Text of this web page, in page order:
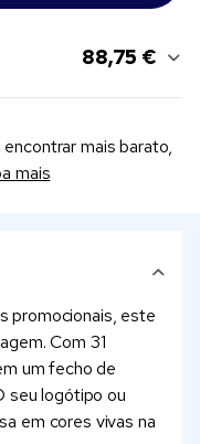
88,75 €
mais barato,
mais
promocionais, este
Com 31
um fecho de
seu logótipo ou
em cores vivas na